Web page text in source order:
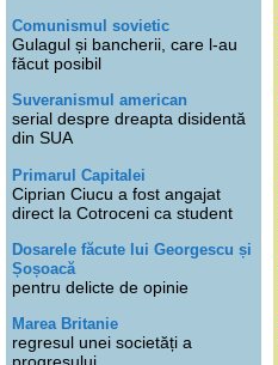
Comunismul sovietic
Gulagul și bancherii, care l-au
făcut posibil
Suveranismul american
serial despre dreapta disidentă
din SUA
Primarul Capitalei
Ciprian Ciucu a fost angajat
direct la Cotroceni ca student
Dosarele făcute lui Georgescu și
Șoșoacă
pentru delicte de opinie
Marea Britanie
regresul unei societăți a